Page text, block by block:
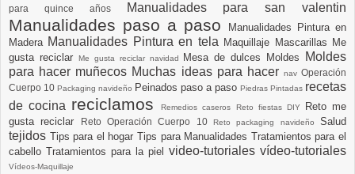
para quince años
Manualidades para san valentin
Manualidades paso a paso
Manualidades Pintura en
Madera Manualidades Pintura en tela Maquillaje Mascarillas Me
gusta reciclar
Me gusta reciclar navidad Mesa de dulces Moldes
Moldes
para hacer muñecos Muchas ideas para hacer nav Operación
Cuerpo 10 Packaging navideño Peinados paso a paso Piedras Pintadas recetas
de cocina reciclamosRemedios caseros Reto fiestas DIY
Reto me
gusta reciclar
Reto Operación Cuerpo 10Reto packaging navideñoSalud
tejidos Tips para el hogarTips para Manualidades Tratamientos para el
cabello Tratamientos para la piel video-tutoriales vídeo-tutoriales
Vídeos-Maquillaje